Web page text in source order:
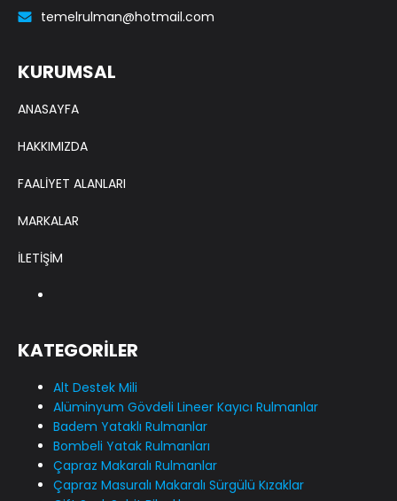
temelrulman@hotmail.com
KURUMSAL
ANASAYFA
HAKKIMIZDA
FAALİYET ALANLARI
MARKALAR
İLETİŞİM
KATEGORİLER
Alt Destek Mili
Alüminyum Gövdeli Lineer Kayıcı Rulmanlar
Badem Yataklı Rulmanlar
Bombeli Yatak Rulmanları
Çapraz Makaralı Rulmanlar
Çapraz Masuralı Makaralı Sürgülü Kızaklar